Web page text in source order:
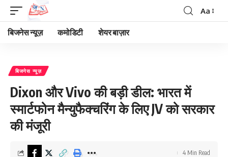
Font
Aa
बिजनेस न्यूज़ कमोडिटी शेयर बाज़ार
बिजनेस न्यूज़
Dixon और Vivo की बड़ी डील: भारत में
स्मार्टफोन मैन्युफैक्चरिंग के लिए JV को सरकार
की मंजूरी
4 Min Read